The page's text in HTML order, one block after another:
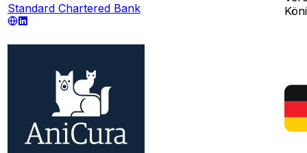
Standard Chartered Bank